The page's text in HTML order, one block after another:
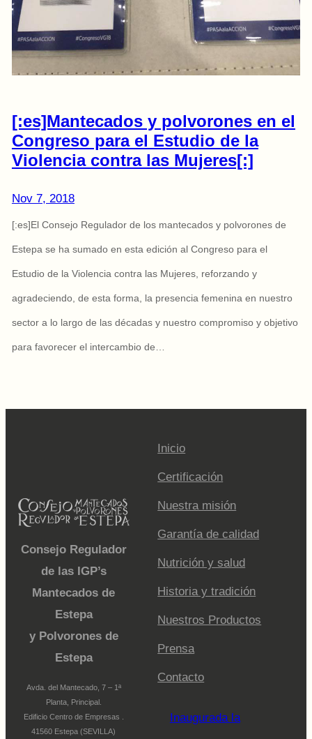
[:es]Mantecados y polvorones en el
Congreso para el Estudio de la
Violencia contra las Mujeres[:]
Nov 7, 2018
[:es]El Consejo Regulador de los mantecados y polvorones de
Estepa se ha sumado en esta edición al Congreso para el
Estudio de la Violencia contra las Mujeres, reforzando y
agradeciendo, de esta forma, la presencia femenina en nuestro
sector a lo largo de las décadas y nuestro compromiso y objetivo
para favorecer el intercambio de…
Consejo Regulador
de las IGP’s
Mantecados de
Estepa
y Polvorones de
Estepa
Avda. del Mantecado, 7 – 1ª
Planta, Principal.
Edificio Centro de Empresas .
41560 Estepa (SEVILLA)
Inicio
Certificación
Nuestra misión
Garantía de calidad
Nutrición y salud
Historia y tradición
Nuestros Productos
Prensa
Contacto
Inaugurada la